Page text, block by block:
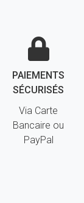
PAIEMENTS
SÉCURISÉS
Via Carte
Bancaire ou
PayPal